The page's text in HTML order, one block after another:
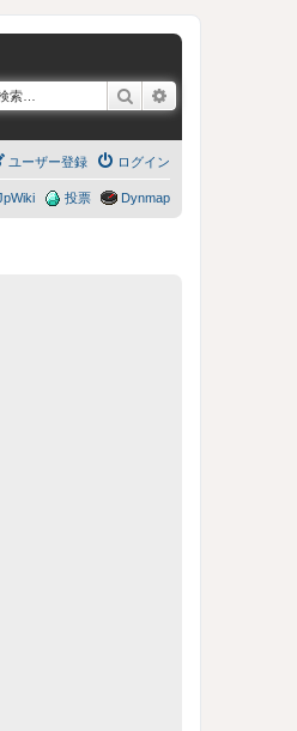
検索
ログイン
ユーザー登録
Dynmap
投票